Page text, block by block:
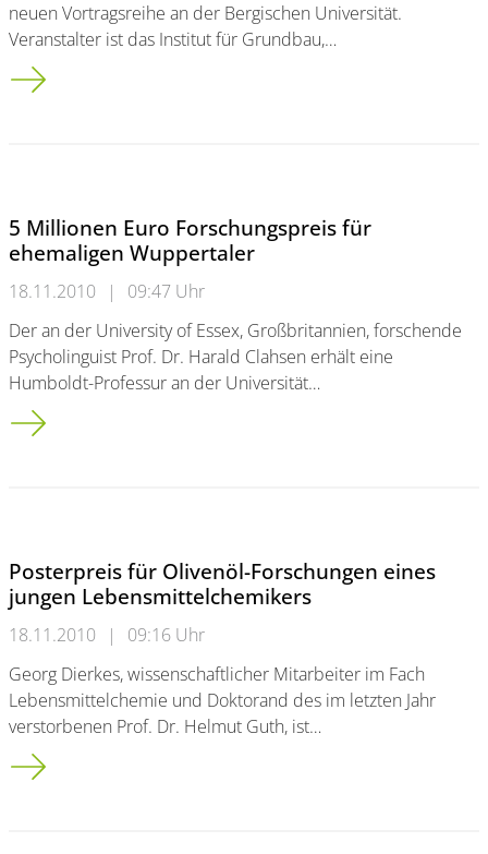
neuen Vortragsreihe an der Bergischen Universität.
Veranstalter ist das Institut für Grundbau,…
Boden, Wasser & Umwelt
5 Millionen Euro Forschungspreis für
ehemaligen Wuppertaler
18.11.2010 |
09:47 Uhr
Der an der University of Essex, Großbritannien, forschende
Psycholinguist Prof. Dr. Harald Clahsen erhält eine
Humboldt-Professur an der Universität…
5 Millionen Euro Forschungspreis für ehemaligen Wuppertaler
Posterpreis für Olivenöl-Forschungen eines
jungen Lebensmittelchemikers
18.11.2010 |
09:16 Uhr
Georg Dierkes, wissenschaftlicher Mitarbeiter im Fach
Lebensmittelchemie und Doktorand des im letzten Jahr
verstorbenen Prof. Dr. Helmut Guth, ist…
Posterpreis für Olivenöl-Forschungen eines jungen